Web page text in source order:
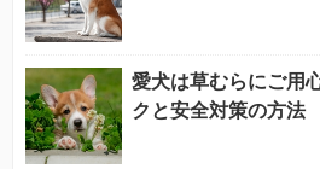
愛犬は草むらにご用
クと安全対策の方法